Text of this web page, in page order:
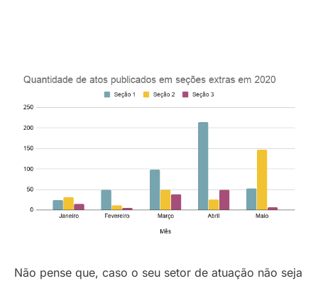
Não pense que, caso o seu setor de atuação não seja